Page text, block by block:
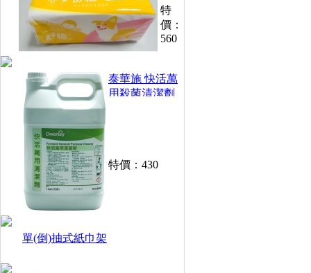
抽衛
生紙
(48
特
價：
560
泰華施 快活萬
用殺菌清潔劑
特價： 430
單(倒)抽式紙巾架